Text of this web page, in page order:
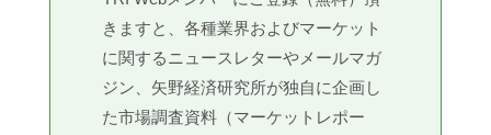
きますと、各種業界およびマーケット
に関するニュースレターやメールマガ
ジン、矢野経済研究所が独自に企画し
た市場調査資料（マーケットレポー